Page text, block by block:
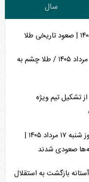
سال
پیش بینی قیمت طلا و سکه یکشنبه ۱۸ مرداد ۱۴۰۵ / طلا چشم به
تشکیل تیم ویژه
آخرین قیمت دلار، یورو و سایر ارز‌ها امروز شنبه ۱۷ مرداد ۱۴۰۵ |
صعودی شدند
بازگشت به استقلال